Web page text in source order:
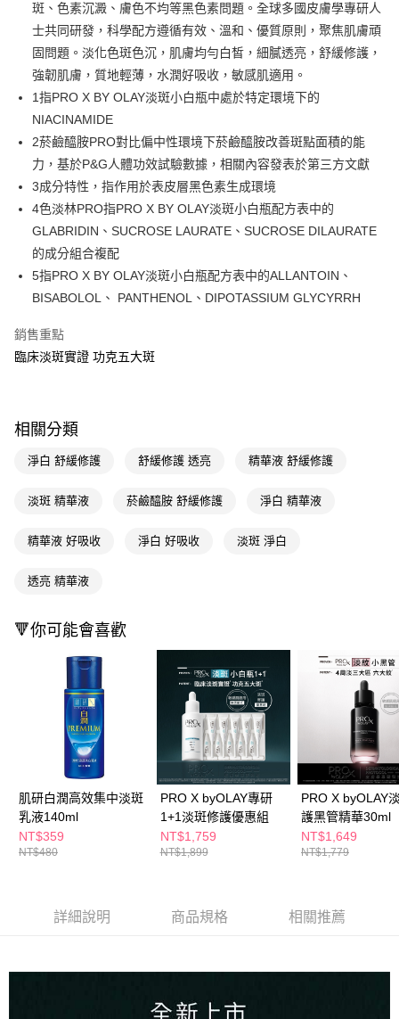
Google Pay
AFTEE先享後付
相關說明
【關於「AFTEE先享後付」】
AFTEE先享後付是「在收到商品之後才付款」的支付方式。 讓您購物簡單
１．簡單：不需註冊會員、不需綁卡、不需儲值。
２．便利：只要手機號碼，簡訊認證，即可結帳。
３．安心：先確認商品／服務後，再付款。
【「AFTEE先享後付」結帳流程】
１．於結帳方式選擇「AFTEE先享後付」後，將跳轉至「AFTEE先享後付」
２．訂單成立數日內，您將收到繳費通知簡訊。
３．收到繳費通知簡訊後14天內，點擊此簡訊中的連結，可透過四大超商／
ATM／網路銀行／等多元方式進行付款，方視為交易完成。
後付繳納相關費用。
※ 交易是否成功請以「AFTEE先享後付 」之結帳頁面顯示為準，若有關於
【注意事項】
１．透過由恩沛科技股份有限公司提供之「AFTEE先享後付」服務完成之交
易，需依本服務之必要範圍內提供個人資料，並將交易相關給付款項請求債
權轉讓予恩沛科技股份有限公司。
https://aftee.tw/terms/#terms3
「AFTEE先享後付」，若未經同意申辦者引起之損失，本公司不負相關責
任。
時審查核予不同之上限額度；若仍有額度不足之情形，本公司將視審查結果
恩沛科技股份有限公司將有權停止該用戶之使用額度並採取法律行動。
即享券
運送方式
全家取貨付款
每筆NT$65，滿NT$390(含以上)免運費
每筆NT$65，滿NT$390(含以上)免運費
萊爾富取貨付款
付款後萊爾富取貨
每筆NT$65，滿NT$490(含以上)免運費
付款後7-11取貨
每筆NT$65，滿NT$490(含以上)免運費
付款後寶雅門市自取(由倉庫統一出貨)
斑、色素沉澱、膚色不均等黑色素問題。全球多國皮膚學專研人
士共同研發，科學配方遵循有效、溫和、優質原則，聚焦肌膚頑
固問題。淡化色斑色沉，肌膚均勻白皙，細膩透亮，舒緩修護，
強韌肌膚，質地輕薄，水潤好吸收，敏感肌適用。
1指PRO X BY OLAY淡斑小白瓶中處於特定環境下的
NIACINAMIDE
2菸鹼醯胺PRO對比偏中性環境下菸鹼醯胺改善斑點面積的能
力，基於P&G人體功效試驗數據，相關內容發表於第三方文獻
3成分特性，指作用於表皮層黑色素生成環境
4色淡林PRO指PRO X BY OLAY淡斑小白瓶配方表中的
GLABRIDIN、SUCROSE LAURATE、SUCROSE DILAURATE
的成分組合複配
5指PRO X BY OLAY淡斑小白瓶配方表中的ALLANTOIN、
BISABOLOL、 PANTHENOL、DIPOTASSIUM GLYCYRRH
銷售重點
臨床淡斑實證 功克五大斑
相關分類
淨白 舒緩修護 舒緩修護 透亮 精華液 舒緩修護
淡斑 精華液 菸鹼醯胺 舒緩修護 淨白 精華液
精華液 好吸收 淨白 好吸收 淡斑 淨白
透亮 精華液
🔻你可能會喜歡
肌研白潤高效集中淡斑
乳液140ml
NT$359
NT$480
PRO X byOLAY專研
1+1淡斑修護優惠組
NT$1,759
NT$1,899
PRO X byOLAY
護黑管精華30ml
NT$1,649
NT$1,779
詳細說明 商品規格 相關推薦